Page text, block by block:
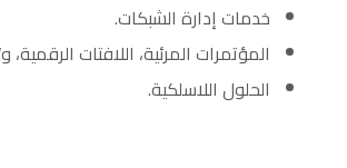
خدمات إدارة الشبكات.
المؤتمرات المرئية، اللافتات الرقمية، وIPTV.
الحلول اللاسلكية.